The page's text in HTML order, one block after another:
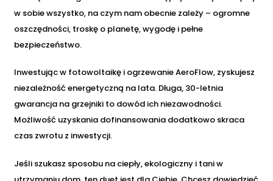
w sobie wszystko, na czym nam obecnie zależy – ogromne
oszczędności, troskę o planetę, wygodę i pełne
bezpieczeństwo.
Inwestując w fotowoltaikę i ogrzewanie AeroFlow, zyskujesz
niezależność energetyczną na lata. Długa, 30-letnia
gwarancja na grzejniki to dowód ich niezawodności.
Możliwość uzyskania dofinansowania dodatkowo skraca
czas zwrotu z inwestycji.
Jeśli szukasz sposobu na ciepły, ekologiczny i tani w